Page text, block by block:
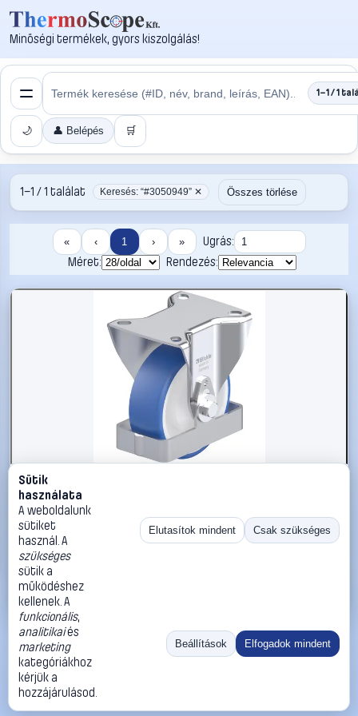
Minőségi termékek, gyors kiszolgálás!
1–1 / 1
🌙 👤 Belépés 🛒
1–1 / 1 találat Keresés: “#3050949” ✕ Összes törlése
« ‹ 1 › »
Ugrás:
Méret:
Rendezés:
#3050949
Blickle 938775 B-POTHS 100KA-FS Acéllemez rögzített
görgő KerékØ: 100 mm Teherbírás (max.): 200 kg 1 db
Blickle Görgők, kerekek
34 990 Ft
Kosárba
«
Ugrás:
Méret:
Rendezés:
©2026
ThermoScope
ÁSZF
Cégbemutató
Sütik
használata
A weboldalunk
sütiket
használ. A
szükséges
sütik a
működéshez
kellenek. A
funkcionális,
analitikaiés
marketing
kategóriákhoz
kérjük a
hozzájárulásod.
Elutasítok mindent Csak szükséges
Beállítások Elfogadok mindent